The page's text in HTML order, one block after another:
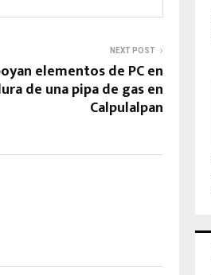
NEXT POST
elementos de PC en
de una pipa de gas en
Calpulalpan